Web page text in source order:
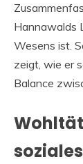
Hannawalds
Wesens ist.
zeigt, wie er
Balance